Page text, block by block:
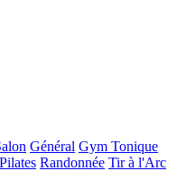
Général Gym Tonique
Pilates Randonnée Tir à l'Arc